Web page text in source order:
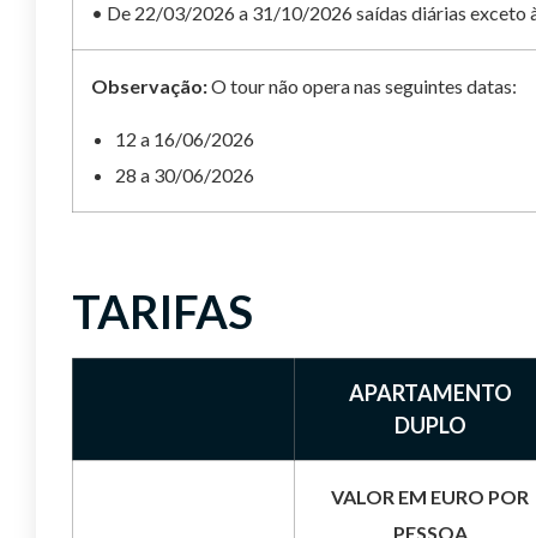
• De 22/03/2026 a 31/10/2026 saídas diárias exceto
Observação:O tour não opera nas seguintes datas:
12 a 16/06/2026
28 a 30/06/2026
TARIFAS
APARTAMENTO
DUPLO
VALOR EM EURO POR
PESSOA